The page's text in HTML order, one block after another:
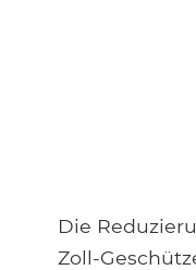
Die
Zoll-